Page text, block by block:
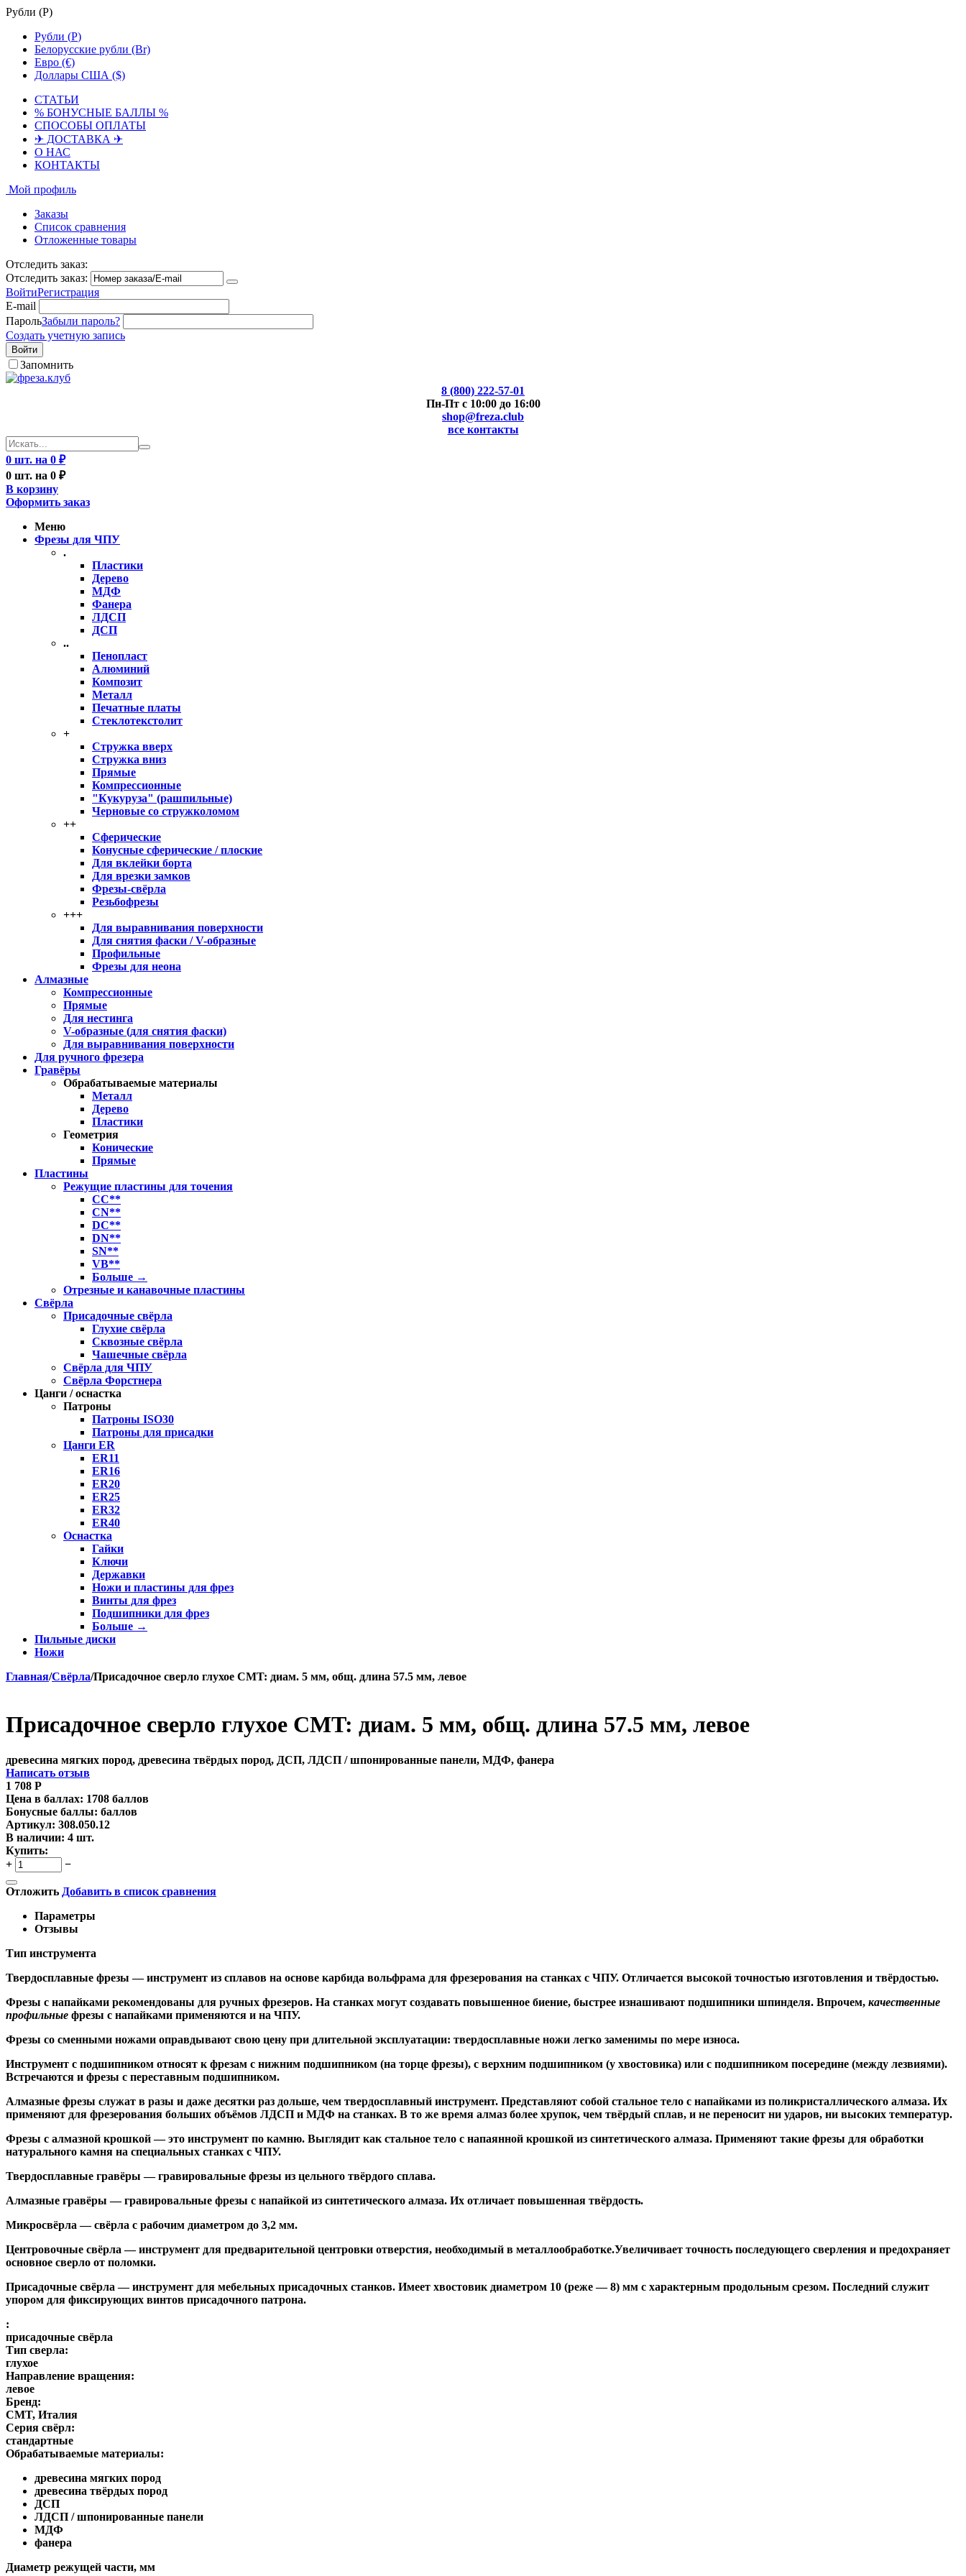
Рубли (Р)
Рубли (Р)
Белорусские рубли (Br)
Евро (€)
Доллары США ($)
СТАТЬИ
% БОНУСНЫЕ БАЛЛЫ %
СПОСОБЫ ОПЛАТЫ
✈ ДОСТАВКА ✈
О НАС
КОНТАКТЫ
Мой профиль
Заказы
Список сравнения
Отложенные товары
Отследить заказ:
Отследить заказ:
ВойтиРегистрация
E-mail
ПарольЗабыли пароль?
Создать учетную запись
Войти
Запомнить
8 (800) 222-57-01
Пн-Пт с 10:00 до 16:00
shop@freza.club
все контакты
0 шт. на 0 ₽
0 шт. на 0 ₽
В корзину
Оформить заказ
Меню
Фрезы для ЧПУ
.
Пластики
Дерево
МДФ
Фанера
ЛДСП
ДСП
..
Пенопласт
Алюминий
Композит
Металл
Печатные платы
Стеклотекстолит
+
Стружка вверх
Стружка вниз
Прямые
Компрессионные
"Кукуруза" (рашпильные)
Черновые со стружколомом
++
Сферические
Конусные сферические / плоские
Для вклейки борта
Для врезки замков
Фрезы-свёрла
Резьбофрезы
+++
Для выравнивания поверхности
Для снятия фаски / V-образные
Профильные
Фрезы для неона
Алмазные
Компрессионные
Прямые
Для нестинга
V-образные (для снятия фаски)
Для выравнивания поверхности
Для ручного фрезера
Гравёры
Обрабатываемые материалы
Металл
Дерево
Пластики
Геометрия
Конические
Прямые
Пластины
Режущие пластины для точения
CC**
CN**
DC**
DN**
SN**
VB**
Больше →
Отрезные и канавочные пластины
Свёрла
Присадочные свёрла
Глухие свёрла
Сквозные свёрла
Чашечные свёрла
Свёрла для ЧПУ
Свёрла Форстнера
Цанги / оснастка
Патроны
Патроны ISO30
Патроны для присадки
Цанги ER
ER11
ER16
ER20
ER25
ER32
ER40
Оснастка
Гайки
Ключи
Державки
Ножи и пластины для фрез
Винты для фрез
Подшипники для фрез
Больше →
Пильные диски
Ножи
Главная/Свёрла/Присадочное сверло глухое CMT: диам. 5 мм, общ. длина 57.5 мм, левое
Присадочное сверло глухое CMT: диам. 5 мм, общ. длина 57.5 мм, левое
древесина мягких пород, древесина твёрдых пород, ДСП, ЛДСП / шпонированные панели, МДФ, фанера
Написать отзыв
1 708 Р
Цена в баллах: 1708 баллов
Бонусные баллы: баллов
Артикул: 308.050.12
В наличии: 4 шт.
Купить:
+
−
Отложить Добавить в список сравнения
Параметры
Отзывы
Тип инструмента
Твердосплавные фрезы — инструмент из сплавов на основе карбида вольфрама для фрезерования на станках с ЧПУ. Отличается высокой точностью изготовления и твёрдостью.
Фрезы с напайками рекомендованы для ручных фрезеров. На станках могут создавать повышенное биение, быстрее изнашивают подшипники шпинделя. Впрочем, качественные
профильные фрезы с напайками применяются и на ЧПУ.
Фрезы со сменными ножами оправдывают свою цену при длительной эксплуатации: твердосплавные ножи легко заменимы по мере износа.
Инструмент с подшипником относят к фрезам с нижним подшипником (на торце фрезы), с верхним подшипником (у хвостовика) или с подшипником посередине (между лезвиями).
Встречаются и фрезы с переставным подшипником.
Алмазные фрезы служат в разы и даже десятки раз дольше, чем твердосплавный инструмент. Представляют собой стальное тело с напайками из поликристаллического алмаза. Их
применяют для фрезерования больших объёмов ЛДСП и МДФ на станках. В то же время алмаз более хрупок, чем твёрдый сплав, и не переносит ни ударов, ни высоких температур.
Фрезы с алмазной крошкой— это инструмент по камню. Выглядит как стальное тело с напаянной крошкой из синтетического алмаза. Применяют такие фрезы для обработки
натурального камня на специальных станках с ЧПУ.
Твердосплавные гравёры — гравировальные фрезы из цельного твёрдого сплава.
Алмазные гравёры — гравировальные фрезы с напайкой из синтетического алмаза. Их отличает повышенная твёрдость.
Микросвёрла — свёрла с рабочим диаметром до 3,2 мм.
Центровочные свёрла — инструмент для предварительной центровки отверстия, необходимый в металлообработке.Увеличивает точность последующего сверления и предохраняет
основное сверло от поломки.
Присадочные свёрла — инструмент для мебельных присадочных станков. Имеет хвостовик диаметром 10 (реже — 8) мм с характерным продольным срезом. Последний служит
упором для фиксирующих винтов присадочного патрона.
:
присадочные свёрла
Тип сверла:
глухое
Направление вращения:
левое
Бренд:
CMT, Италия
Серия свёрл:
стандартные
Обрабатываемые материалы:
древесина мягких пород
древесина твёрдых пород
ДСП
ЛДСП / шпонированные панели
МДФ
фанера
Диаметр режущей части, мм